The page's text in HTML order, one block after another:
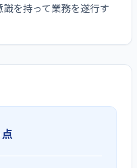
を持って業務を遂行す